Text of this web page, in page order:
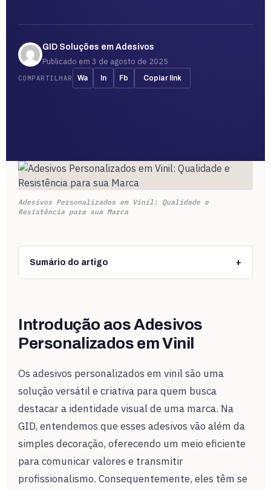
GID Soluções em Adesivos
Publicado em 3 de agosto de 2025
COMPARTILHAR Wa In Fb Copiar link
Adesivos Personalizados em Vinil: Qualidade e
Resistência para sua Marca
Sumário do artigo +
Introdução aos Adesivos
Personalizados em Vinil
Os adesivos personalizados em vinil são uma
solução versátil e criativa para quem busca
destacar a identidade visual de uma marca. Na
GID, entendemos que esses adesivos vão além da
simples decoração, oferecendo um meio eficiente
para comunicar valores e transmitir
profissionalismo. Consequentemente, eles têm se